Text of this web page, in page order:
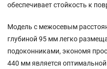
обеспечивает стойкость к
Модель с межосевым
глубиной 95 мм легко
подоконниками, экономя
440 мм является